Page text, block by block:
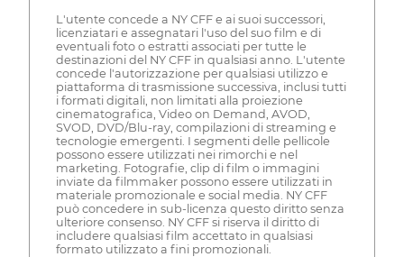
L'utente concede a NY CFF e ai suoi successori,
licenziatari e assegnatari l'uso del suo film e di
eventuali foto o estratti associati per tutte le
destinazioni del NY CFF in qualsiasi anno. L'utente
concede l'autorizzazione per qualsiasi utilizzo e
piattaforma di trasmissione successiva, inclusi tutti
i formati digitali, non limitati alla proiezione
cinematografica, Video on Demand, AVOD,
SVOD, DVD/Blu-ray, compilazioni di streaming e
tecnologie emergenti. I segmenti delle pellicole
possono essere utilizzati nei rimorchi e nel
marketing. Fotografie, clip di film o immagini
inviate da filmmaker possono essere utilizzati in
materiale promozionale e social media. NY CFF
può concedere in sub-licenza questo diritto senza
ulteriore consenso. NY CFF si riserva il diritto di
includere qualsiasi film accettato in qualsiasi
formato utilizzato a fini promozionali.